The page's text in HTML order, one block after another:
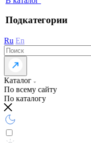
Подкатегории
Ru En
Каталог
По всему сайту
По каталогу